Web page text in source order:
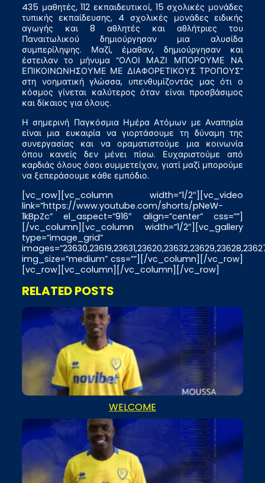
435 μαθητές, 112 εκπαιδευτικοί, 15 σχολικές μονάδες
τυπικής εκπαίδευσης, 4 σχολικές μονάδες ειδικής
αγωγής και 8 αθλητές και αθλήτριες του
Παναιτωλικού δημιούργησαν μια αλυσίδα
συμπερίληψης. Μαζί, έμαθαν, δημιούργησαν και
έστειλαν το μήνυμα “ΟΛΟΙ ΜΑΖΙ ΜΠΟΡΟΥΜΕ ΝΑ
ΕΠΙΚΟΙΝΩΝΗΣΟΥΜΕ ΜΕ ΔΙΑΦΟΡΕΤΙΚΟΥΣ ΤΡΟΠΟΥΣ”
στη νοηματική γλώσσα, υπενθυμίζοντάς μας ότι ο
κόσμος γίνεται καλύτερος όταν είναι προσβάσιμος
και δίκαιος για όλους.
Η σημερινή Παγκόσμια Ημέρα Ατόμων με Αναπηρία
είναι μια ευκαιρία να γιορτάσουμε τη δύναμη της
συνεργασίας και να οραματιστούμε μια κοινωνία
όπου κανείς δεν μένει πίσω. Ευχαριστούμε από
καρδιάς όλους όσοι συμμετείχαν, γιατί μαζί μπορούμε
να ξεπεράσουμε κάθε εμπόδιο.
[vc_row][vc_column width=”1/2″][vc_video
link=”https://www.youtube.com/shorts/pNeW-
1kBpZc” el_aspect=”916″ align=”center” css=””]
[/vc_column][vc_column width=”1/2″][vc_gallery
type=”image_grid”
img_size=”medium” css=””][/vc_column][/vc_row]
[vc_row][vc_column][/vc_column][/vc_row]
RELATED POSTS
WELCOME